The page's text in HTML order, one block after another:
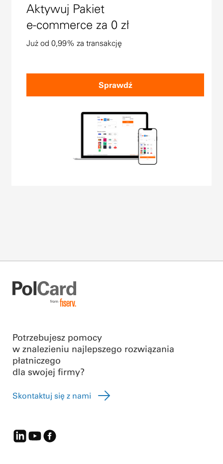
Aktywuj Pakiet
e-commerce za 0 zł
Już od 0,99% za transakcję
Sprawdź
Potrzebujesz pomocy
w znalezieniu najlepszego rozwiązania
płatniczego
dla swojej firmy?
Skontaktuj się z nami